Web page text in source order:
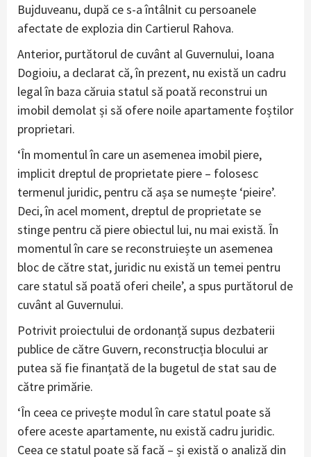
Bujduveanu, după ce s-a întâlnit cu persoanele
afectate de explozia din Cartierul Rahova.
Anterior, purtătorul de cuvânt al Guvernului, Ioana
Dogioiu, a declarat că, în prezent, nu există un cadru
legal în baza căruia statul să poată reconstrui un
imobil demolat și să ofere noile apartamente foștilor
proprietari.
‘În momentul în care un asemenea imobil piere,
implicit dreptul de proprietate piere – folosesc
termenul juridic, pentru că așa se numește ‘pieire’.
Deci, în acel moment, dreptul de proprietate se
stinge pentru că piere obiectul lui, nu mai există. În
momentul în care se reconstruiește un asemenea
bloc de către stat, juridic nu există un temei pentru
care statul să poată oferi cheile’, a spus purtătorul de
cuvânt al Guvernului.
Potrivit proiectului de ordonanță supus dezbaterii
publice de către Guvern, reconstrucția blocului ar
putea să fie finanțată de la bugetul de stat sau de
către primărie.
‘În ceea ce privește modul în care statul poate să
ofere aceste apartamente, nu există cadru juridic.
Ceea ce statul poate să facă – și există o analiză din